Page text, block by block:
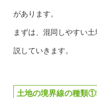
があります。
まずは、混同しやすい
説していきます。
土地の境界線の種類